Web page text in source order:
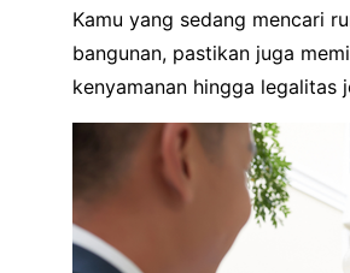
Kamu yang sedang mencari
bangunan, pastikan juga
kenyamanan hingga legalitas